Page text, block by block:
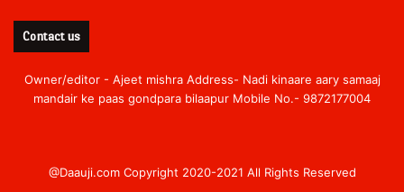
Contact us
Owner/editor - Ajeet mishra Address- Nadi kinaare aary samaaj
mandair ke paas gondpara bilaapur Mobile No.- 9872177004
@Daauji.com Copyright 2020-2021 All Rights Reserved